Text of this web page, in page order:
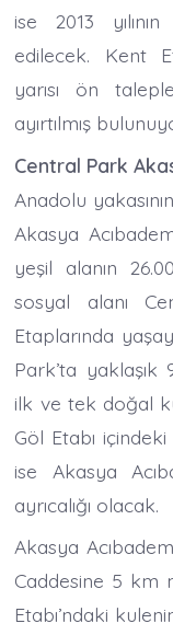
ise 2013
edilecek. Kent
yarısı ön
ayırtılmış
Central Park
Anadolu
Akasya
yeşil alanın
sosyal alanı
Etaplarında
Park’ta
ilk ve tek doğal
Göl Etabı
ise Akasya
ayrıcalığı olacak.
Akasya
Caddesine 5 km
Etabı’ndaki